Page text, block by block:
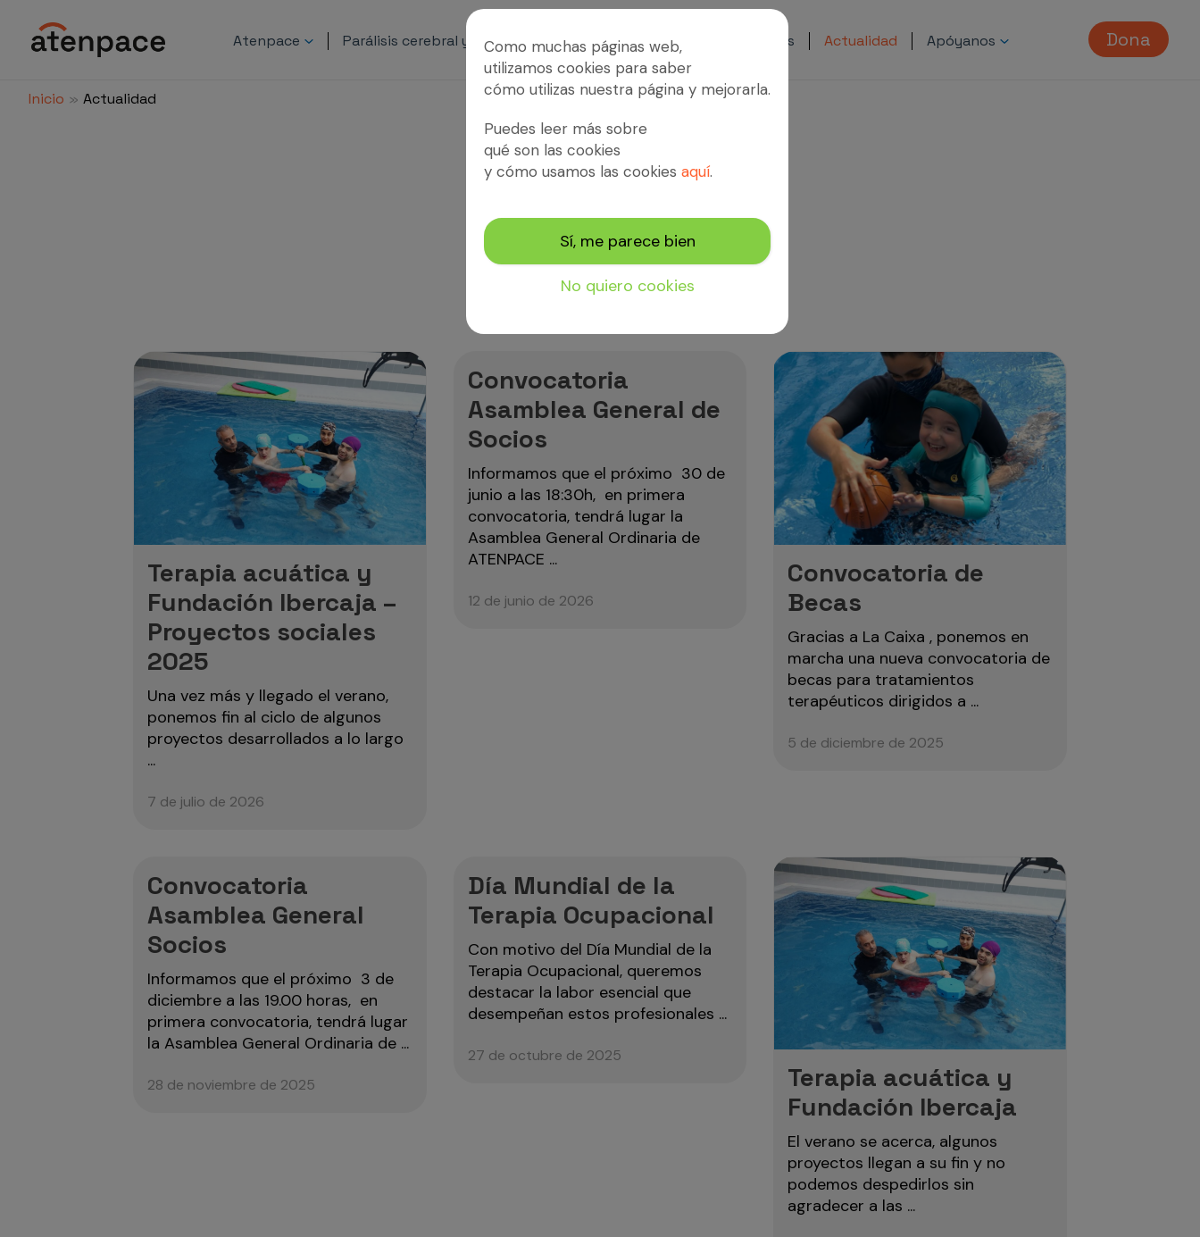
Atenpace Parálisis cerebral y patologías afines Servicios Proyectos Actualidad Apóyanos Dona
Inicio Actualidad
Noticias
Terapia acuática y
Fundación Ibercaja –
Proyectos sociales
2025
Una vez más y llegado el verano,
ponemos fin al ciclo de algunos
proyectos desarrollados a lo largo
...
7 de julio de 2026
Convocatoria
Asamblea General de
Socios
Informamos que el próximo 30 de
junio a las 18:30h, en primera
convocatoria, tendrá lugar la
Asamblea General Ordinaria de
ATENPACE ...
12 de junio de 2026
Convocatoria de
Becas
Gracias a La Caixa , ponemos en
marcha una nueva convocatoria de
becas para tratamientos
terapéuticos dirigidos a ...
5 de diciembre de 2025
Convocatoria
Asamblea General
Socios
Informamos que el próximo 3 de
diciembre a las 19.00 horas, en
primera convocatoria, tendrá lugar
la Asamblea General Ordinaria de ...
28 de noviembre de 2025
Día Mundial de la
Terapia Ocupacional
Con motivo del Día Mundial de la
Terapia Ocupacional, queremos
destacar la labor esencial que
desempeñan estos profesionales ...
27 de octubre de 2025
Terapia acuática y
Fundación Ibercaja
El verano se acerca, algunos
proyectos llegan a su fin y no
podemos despedirlos sin
agradecer a las ...
Como muchas páginas web,
utilizamos cookies para saber
cómo utilizas nuestra página y mejorarla.
Puedes leer más sobre
qué son las cookies
y cómo usamos las cookies aquí.
Sí, me parece bien
No quiero cookies